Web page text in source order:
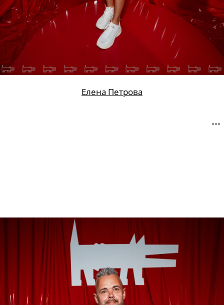
Елена Петрова